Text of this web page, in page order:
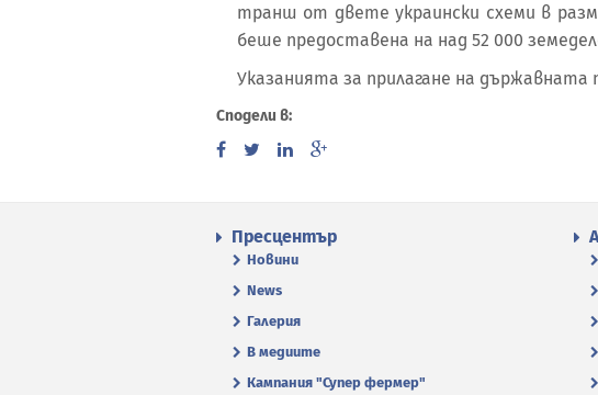
транш от двете украински схеми в
беше предоставена на над 52 000
Указанията за прилагане на държавната
Сподели в:
Пресцентър
Новини
News
Галерия
В медиите
Кампания "Супер фермер"